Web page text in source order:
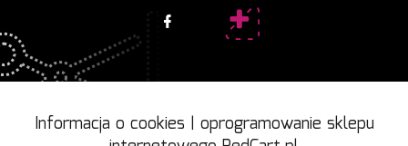
Informacja o cookies | oprogramowanie sklepu